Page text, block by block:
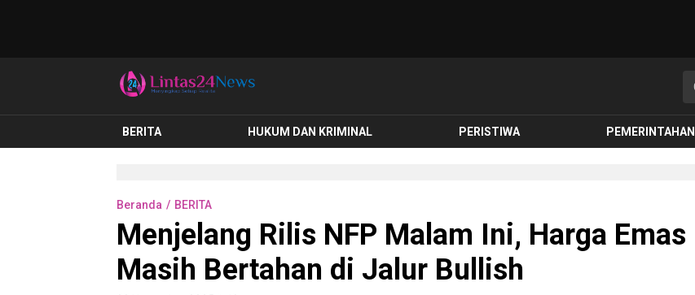
lintas24news.com
Menyingkap Setiap Realita
BERITA HUKUM DAN KRIMINAL PERISTIWA PEMERINTAHAN
Beranda BERITA
Menjelang Rilis NFP Malam Ini, Harga Emas
Masih Bertahan di Jalur Bullish